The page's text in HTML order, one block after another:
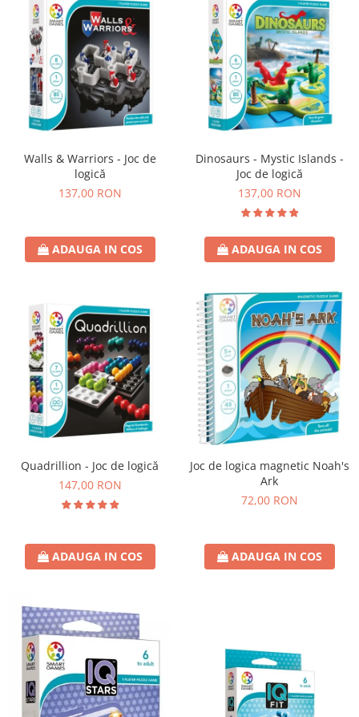
Walls & Warriors - Joc de
logică
137,00 RON
ADAUGA IN COS
Dinosaurs - Mystic Islands -
Joc de logică
137,00 RON
ADAUGA IN COS
Quadrillion - Joc de logică
147,00 RON
ADAUGA IN COS
Joc de logica magnetic Noah's
Ark
72,00 RON
ADAUGA IN COS